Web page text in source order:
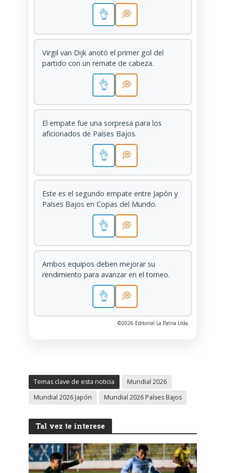
👌 💭
Virgil van Dijk anotó el primer gol del
partido con un remate de cabeza.
👌 💭
El empate fue una sorpresa para los
aficionados de Países Bajos.
👌 💭
Este es el segundo empate entre Japón y
Países Bajos en Copas del Mundo.
👌 💭
Ambos equipos deben mejorar su
rendimiento para avanzar en el torneo.
👌 💭
©2026 Editorial La Patria Ltda.
Temas clave de esta noticia
Mundial 2026
Mundial 2026 Japón
Mundial 2026 Países Bajos
Tal vez te interese